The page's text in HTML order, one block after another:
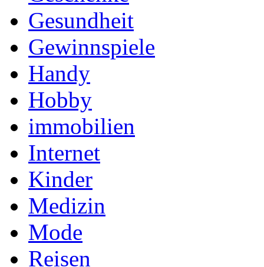
Gesundheit
Gewinnspiele
Handy
Hobby
immobilien
Internet
Kinder
Medizin
Mode
Reisen